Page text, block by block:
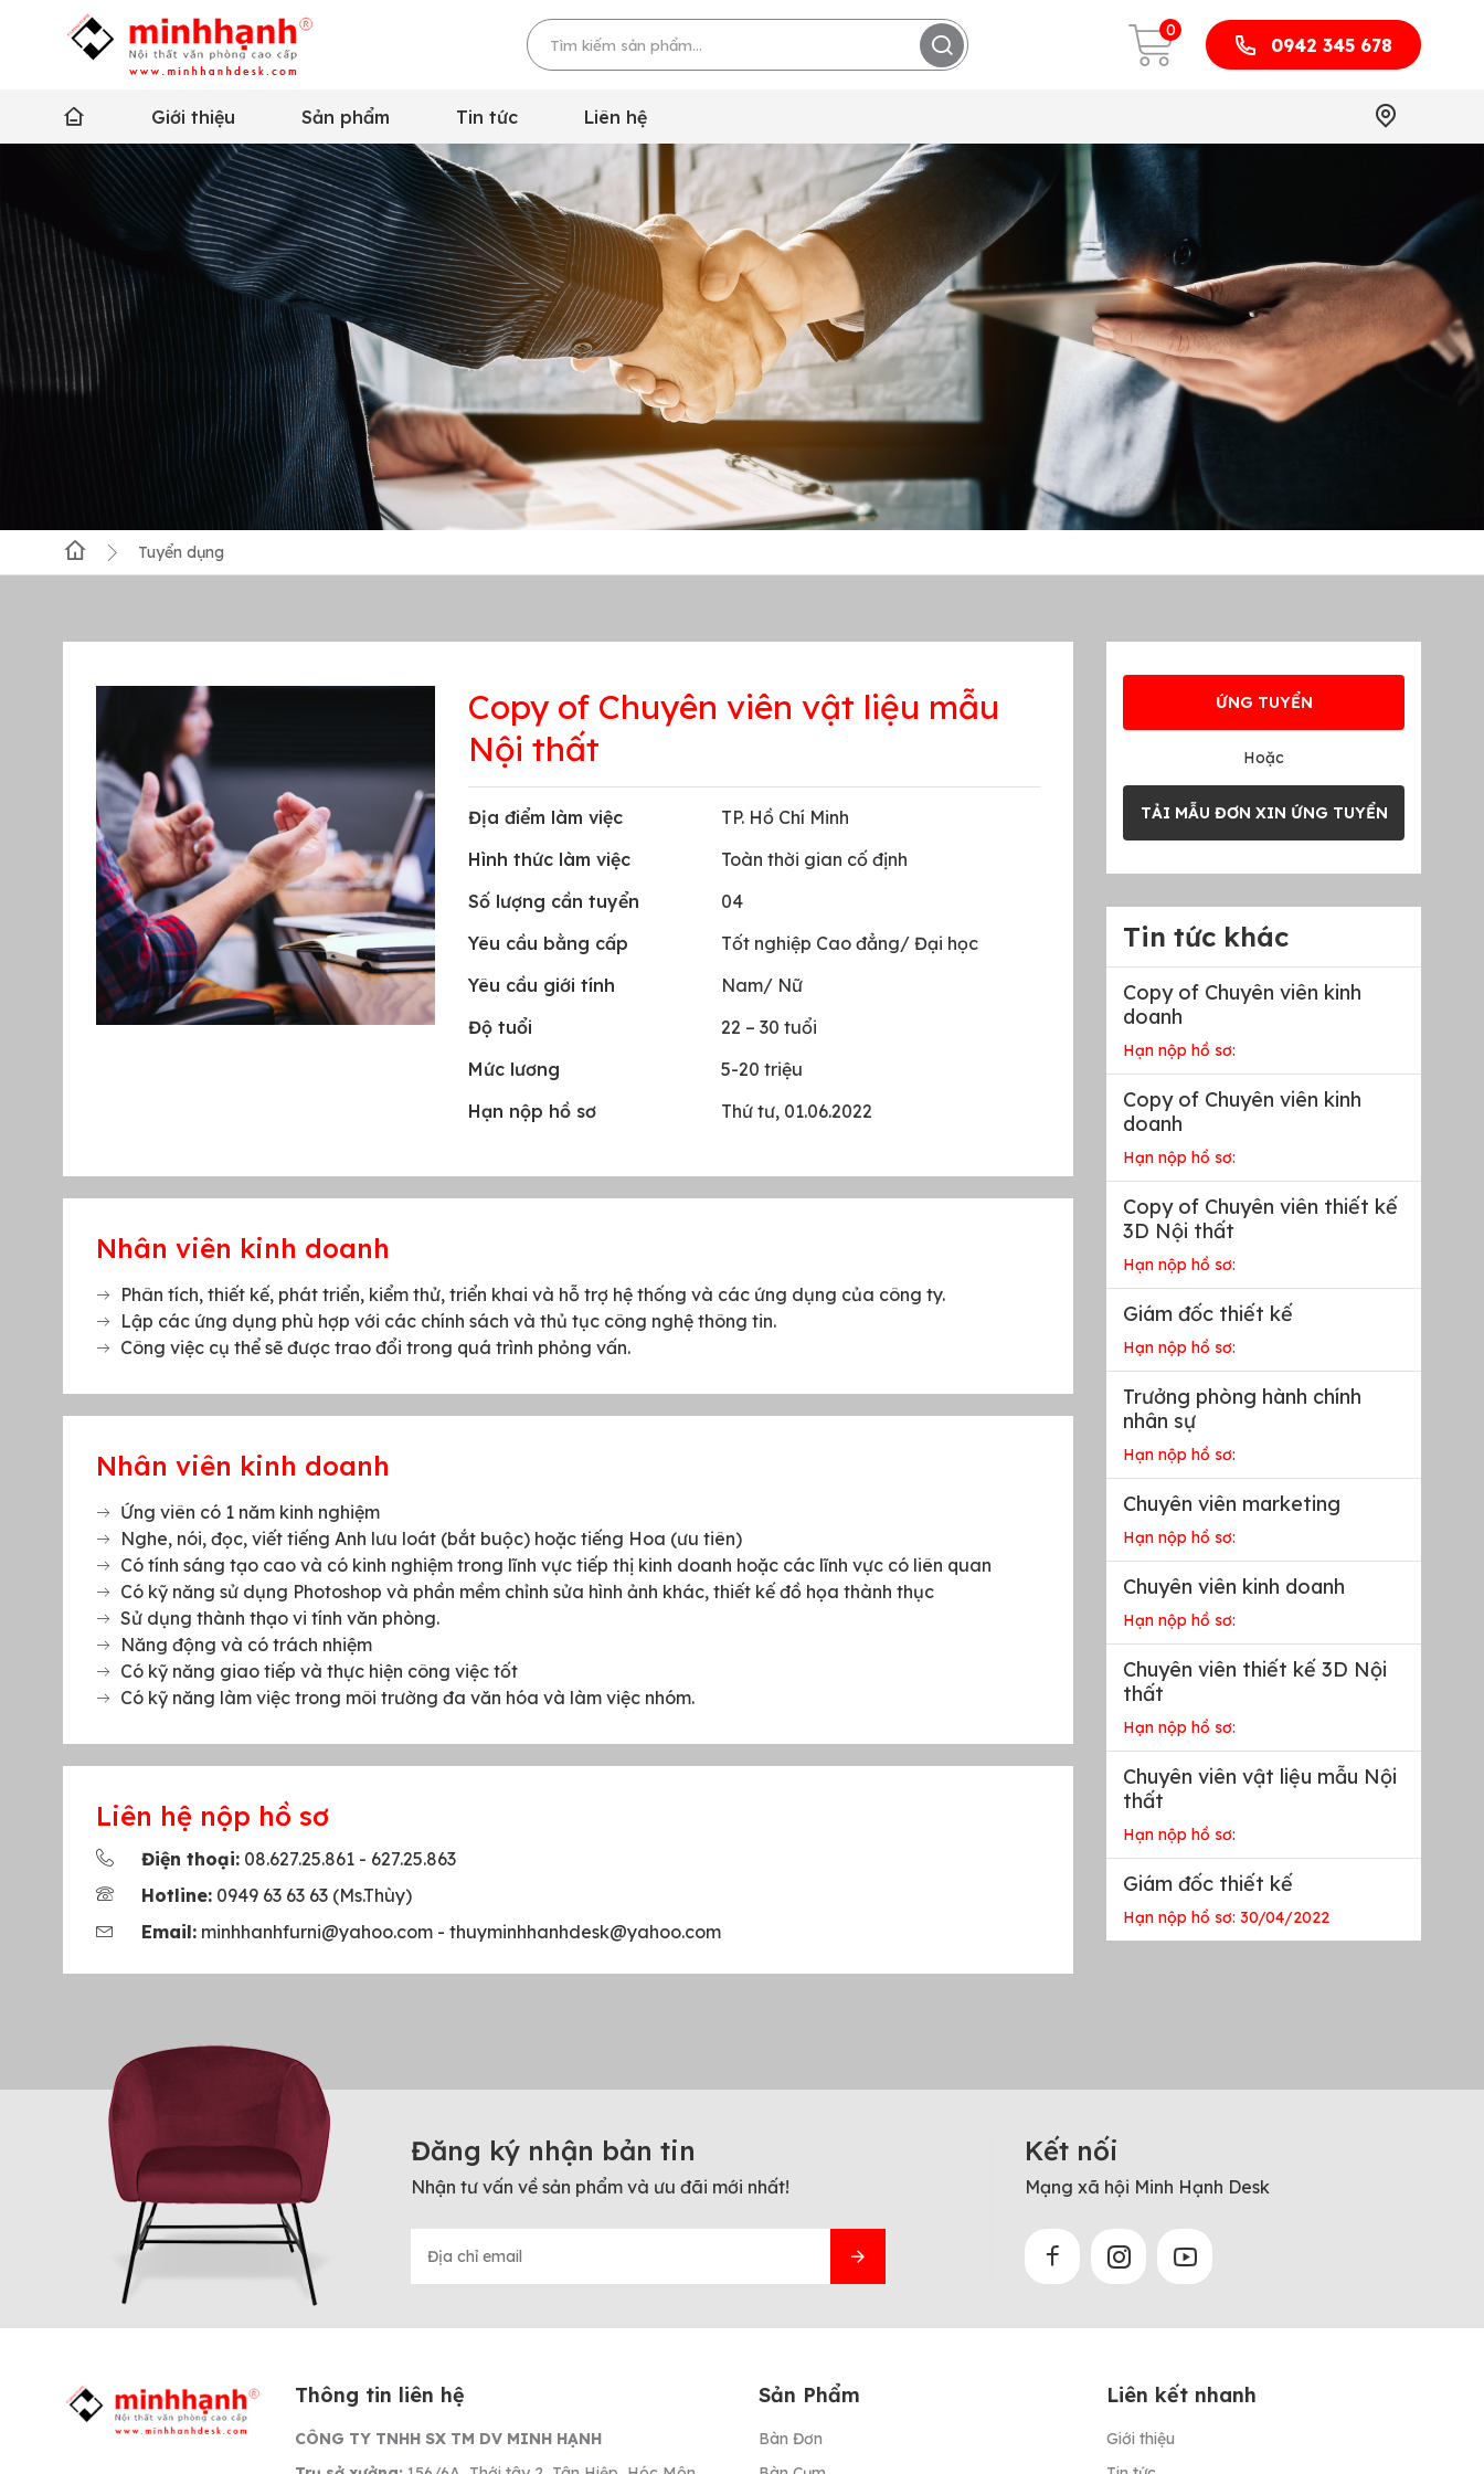
0
0942 345 678
Giới thiệu Sản phẩm Tin tức Liên hệ
Tuyển dụng
Copy of Chuyên viên vật liệu mẫu
Nội thất
Địa điểm làm việc
TP. Hồ Chí Minh
Hình thức làm việc
Toàn thời gian cố định
Số lượng cần tuyển
04
Yêu cầu bằng cấp
Tốt nghiệp Cao đẳng/ Đại học
Yêu cầu giới tính
Nam/ Nữ
Độ tuổi
22 – 30 tuổi
Mức lương
5-20 triệu
Hạn nộp hồ sơ
Thứ tư, 01.06.2022
Nhân viên kinh doanh
Phân tích, thiết kế, phát triển, kiểm thử, triển khai và hỗ trợ hệ thống và các ứng dụng của công ty.
Lập các ứng dụng phù hợp với các chính sách và thủ tục công nghệ thông tin.
Công việc cụ thể sẽ được trao đổi trong quá trình phỏng vấn.
Nhân viên kinh doanh
Ứng viên có 1 năm kinh nghiệm
Nghe, nói, đọc, viết tiếng Anh lưu loát (bắt buộc) hoặc tiếng Hoa (ưu tiên)
Có tính sáng tạo cao và có kinh nghiệm trong lĩnh vực tiếp thị kinh doanh hoặc các lĩnh vực có liên quan
Có kỹ năng sử dụng Photoshop và phần mềm chỉnh sửa hình ảnh khác, thiết kế đồ họa thành thục
Sử dụng thành thạo vi tính văn phòng.
Năng động và có trách nhiệm
Có kỹ năng giao tiếp và thực hiện công việc tốt
Có kỹ năng làm việc trong môi trường đa văn hóa và làm việc nhóm.
Liên hệ nộp hồ sơ
Điện thoại: 08.627.25.861 - 627.25.863
Hotline: 0949 63 63 63 (Ms.Thùy)
Email: minhhanhfurni@yahoo.com - thuyminhhanhdesk@yahoo.com
ỨNG TUYỂN
Hoặc
TẢI MẪU ĐƠN XIN ỨNG TUYỂN
Tin tức khác
Copy of Chuyên viên kinh
doanh
Hạn nộp hồ sơ:
Copy of Chuyên viên kinh
doanh
Hạn nộp hồ sơ:
Copy of Chuyên viên thiết kế
3D Nội thất
Hạn nộp hồ sơ:
Giám đốc thiết kế
Hạn nộp hồ sơ:
Trưởng phòng hành chính
nhân sự
Hạn nộp hồ sơ:
Chuyên viên marketing
Hạn nộp hồ sơ:
Chuyên viên kinh doanh
Hạn nộp hồ sơ:
Chuyên viên thiết kế 3D Nội
thất
Hạn nộp hồ sơ:
Chuyên viên vật liệu mẫu Nội
thất
Hạn nộp hồ sơ:
Giám đốc thiết kế
Hạn nộp hồ sơ: 30/04/2022
Đăng ký nhận bản tin
Nhận tư vấn về sản phẩm và ưu đãi mới nhất!
Kết nối
Mạng xã hội Minh Hạnh Desk
Thông tin liên hệ
CÔNG TY TNHH SX TM DV MINH HẠNH
Sản Phẩm
Bàn Đơn
Liên kết nhanh
Giới thiệu